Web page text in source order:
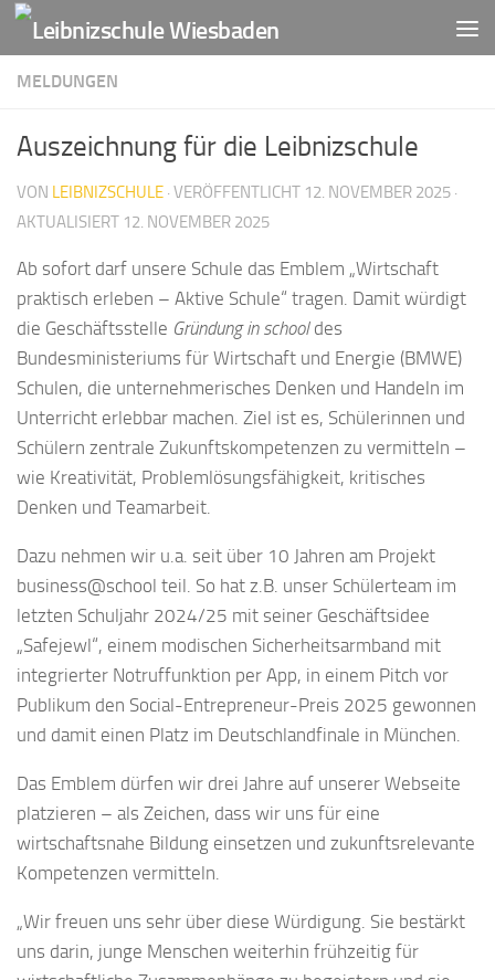
Zum Inhalt springen
MELDUNGEN
Auszeichnung für die Leibnizschule
VON LEIBNIZSCHULE · VERÖFFENTLICHT 12. NOVEMBER 2025 ·
AKTUALISIERT 12. NOVEMBER 2025
Ab sofort darf unsere Schule das Emblem „Wirtschaft
praktisch erleben – Aktive Schule“ tragen. Damit würdigt
die Geschäftsstelle Gründung in schooldes
Bundesministeriums für Wirtschaft und Energie (BMWE)
Schulen, die unternehmerisches Denken und Handeln im
Unterricht erlebbar machen. Ziel ist es, Schülerinnen und
Schülern zentrale Zukunftskompetenzen zu vermitteln –
wie Kreativität, Problemlösungsfähigkeit, kritisches
Denken und Teamarbeit.
Dazu nehmen wir u.a. seit über 10 Jahren am Projekt
business@school teil. So hat z.B. unser Schülerteam im
letzten Schuljahr 2024/25 mit seiner Geschäftsidee
„Safejewl“, einem modischen Sicherheitsarmband mit
integrierter Notruffunktion per App, in einem Pitch vor
Publikum den Social-Entrepreneur-Preis 2025 gewonnen
und damit einen Platz im Deutschlandfinale in München.
Das Emblem dürfen wir drei Jahre auf unserer Webseite
platzieren – als Zeichen, dass wir uns für eine
wirtschaftsnahe Bildung einsetzen und zukunftsrelevante
Kompetenzen vermitteln.
„Wir freuen uns sehr über diese Würdigung. Sie bestärkt
uns darin, junge Menschen weiterhin frühzeitig für